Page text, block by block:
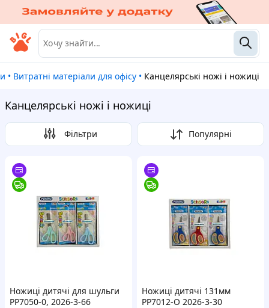
• Витратні матеріали для офісу • Канцелярські ножі і ножиці
Канцелярські ножі і ножиці
Фільтри Популярні
Ножиці дитячі для шульги
PP7050-0, 2026-3-66
Ножиці дитячі 131мм
PP7012-O 2026-3-30